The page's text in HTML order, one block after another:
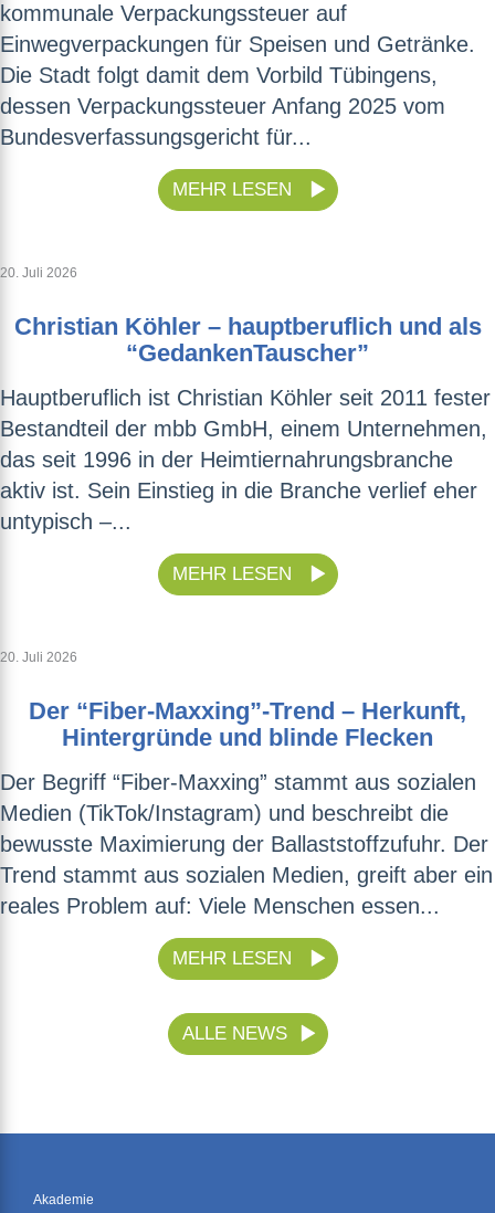
kommunale Verpackungssteuer auf
Einwegverpackungen für Speisen und Getränke.
Die Stadt folgt damit dem Vorbild Tübingens,
dessen Verpackungssteuer Anfang 2025 vom
Bundesverfassungsgericht für...
MEHR LESEN
20. Juli 2026
Christian Köhler – hauptberuflich und als
“GedankenTauscher”
Hauptberuflich ist Christian Köhler seit 2011 fester
Bestandteil der mbb GmbH, einem Unternehmen,
das seit 1996 in der Heimtiernahrungsbranche
aktiv ist. Sein Einstieg in die Branche verlief eher
untypisch –...
MEHR LESEN
20. Juli 2026
Der “Fiber-Maxxing”-Trend – Herkunft,
Hintergründe und blinde Flecken
Der Begriff “Fiber-Maxxing” stammt aus sozialen
Medien (TikTok/Instagram) und beschreibt die
bewusste Maximierung der Ballaststoffzufuhr. Der
Trend stammt aus sozialen Medien, greift aber ein
reales Problem auf: Viele Menschen essen...
MEHR LESEN
ALLE NEWS
Akademie